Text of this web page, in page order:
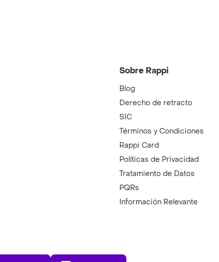
Sobre Rappi
Blog
Derecho de retracto
SIC
Términos y Condiciones
Rappi Card
Políticas de Privacidad
Tratamiento de Datos
PQRs
Información Relevante
Play Store AppGallery